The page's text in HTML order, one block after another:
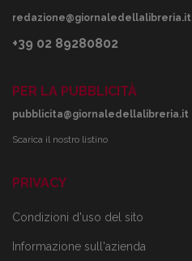
redazione@giornaledellalibreria.it
+39 02 89280802
PER LA PUBBLICITÀ
pubblicita@giornaledellalibreria.it
Scarica il nostro listino
PRIVACY
Condizioni d'uso del sito
Informazione sull'azienda